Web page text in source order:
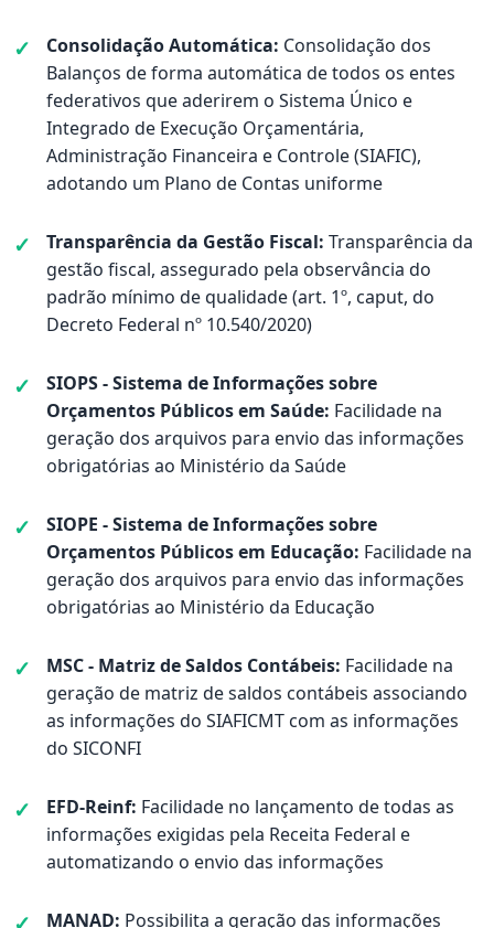
Consolidação Automática: Consolidação dos
Balanços de forma automática de todos os entes
federativos que aderirem o Sistema Único e
Integrado de Execução Orçamentária,
Administração Financeira e Controle (SIAFIC),
adotando um Plano de Contas uniforme
Transparência da Gestão Fiscal: Transparência da
gestão fiscal, assegurado pela observância do
padrão mínimo de qualidade (art. 1º, caput, do
Decreto Federal nº 10.540/2020)
SIOPS - Sistema de Informações sobre
Orçamentos Públicos em Saúde: Facilidade na
geração dos arquivos para envio das informações
obrigatórias ao Ministério da Saúde
SIOPE - Sistema de Informações sobre
Orçamentos Públicos em Educação: Facilidade na
geração dos arquivos para envio das informações
obrigatórias ao Ministério da Educação
MSC - Matriz de Saldos Contábeis: Facilidade na
geração de matriz de saldos contábeis associando
as informações do SIAFICMT com as informações
do SICONFI
EFD-Reinf: Facilidade no lançamento de todas as
informações exigidas pela Receita Federal e
automatizando o envio das informações
MANAD: Possibilita a geração das informações